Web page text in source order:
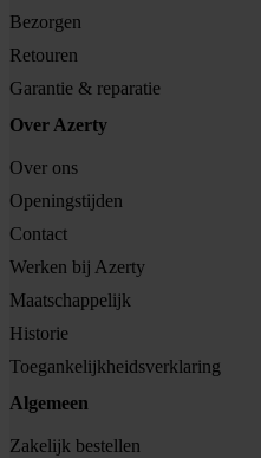
Bezorgen
Retouren
Garantie & reparatie
Over Azerty
Over ons
Openingstijden
Contact
Werken bij Azerty
Maatschappelijk
Historie
Toegankelijkheidsverklaring
Algemeen
Zakelijk bestellen